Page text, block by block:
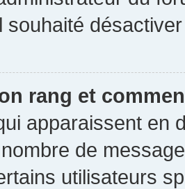
souhaité
rang et
apparaissent en
de
utilisateurs